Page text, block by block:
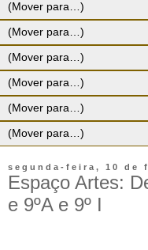
segunda-feira, 10 de
Espaço Artes:
e 9ºA e 9º I